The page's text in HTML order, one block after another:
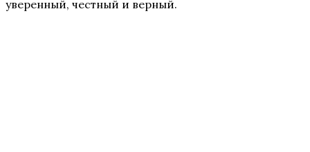
уверенный, честный и верный.